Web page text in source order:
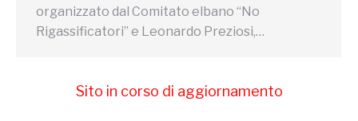
organizzato dal Comitato elbano “No
Rigassificatori” e Leonardo Preziosi,…
Sito in corso di aggiornamento